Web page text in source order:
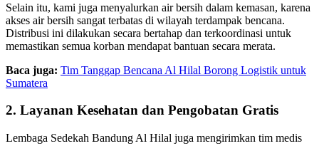
Selain itu, kami juga menyalurkan air bersih dalam kemasan, karena
akses air bersih sangat terbatas di wilayah terdampak bencana.
Distribusi ini dilakukan secara bertahap dan terkoordinasi untuk
memastikan semua korban mendapat bantuan secara merata.
Baca juga: Tim Tanggap Bencana Al Hilal Borong Logistik untuk
Sumatera
2. Layanan Kesehatan dan Pengobatan Gratis
Lembaga Sedekah Bandung Al Hilal juga mengirimkan tim medis